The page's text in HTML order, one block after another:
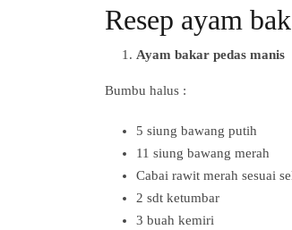
Resep ayam
Ayam bakar pedas manis
Bumbu halus :
5 siung bawang putih
11 siung bawang merah
Cabai rawit merah sesuai
2 sdt ketumbar
3 buah kemiri